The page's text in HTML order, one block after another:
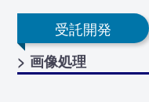
受託開発
> 画像処理